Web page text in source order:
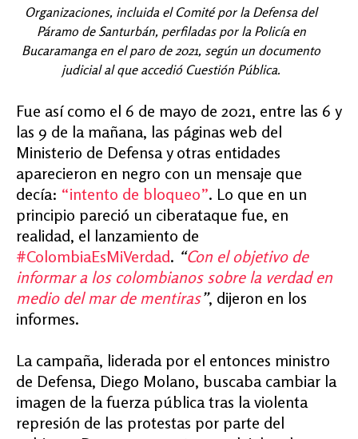
Organizaciones, incluida el Comité por la Defensa del
Páramo de Santurbán, perfiladas por la Policía en
Bucaramanga en el paro de 2021, según un documento
judicial al que accedió Cuestión Pública.
Fue así como el 6 de mayo de 2021, entre las 6 y
las 9 de la mañana, las páginas web del
Ministerio de Defensa y otras entidades
aparecieron en negro con un mensaje que
decía: “intento de bloqueo”. Lo que en un
principio pareció un ciberataque fue, en
realidad, el lanzamiento de
#ColombiaEsMiVerdad. “Con el objetivo de
informar a los colombianos sobre la verdad en
medio del mar de mentiras”, dijeron en los
informes.
La campaña, liderada por el entonces ministro
de Defensa, Diego Molano, buscaba cambiar la
imagen de la fuerza pública tras la violenta
represión de las protestas por parte del